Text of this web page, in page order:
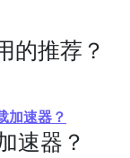
的推荐？
加速器？
速器？